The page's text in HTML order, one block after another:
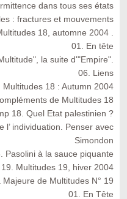
dans tous ses états
: fractures et mouvements
18, automne 2004 .
01. En tête
la suite d'"Empire".
06. Liens
Multitudes 18 : Autumn 2004
de Multitudes 18
18. Quel Etat palestinien ?
l’ individuation. Penser avec
Simondon
Pasolini à la sauce piquante
19. Multitudes 19, hiver 2004
de Multitudes N° 19
01. En Tête